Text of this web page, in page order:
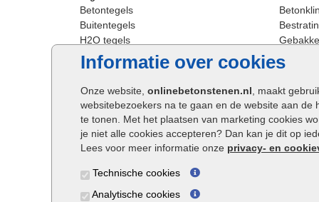
Informatie over cookies
Onze website, onlinebetonstenen.nl , maakt
websitebezoekers na te gaan en de website aan
te tonen. Met het plaatsen van marketing cookies
je niet alle cookies accepteren? Dan kan je dit op
Lees voor meer informatie onze privacy- en
Technische cookies
Analytische cookies
Betontegels
Buitentegels
H2O tegels
Keramische terrastegels
Oprit tegels
Patio tegels
Siertegels
Stoeptegels
Straattegels
Terrastegels
Buitentegels
Grote terrastegels
Strakke